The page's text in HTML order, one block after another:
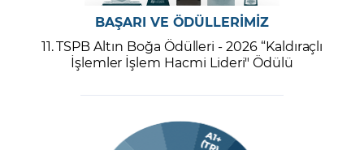
BAŞARI VE ÖDÜLLERİMİZ
11. TSPB Altın Boğa Ödülleri - 2026 “Kaldıraçlı
İşlemler İşlem Hacmi Lideri" Ödülü